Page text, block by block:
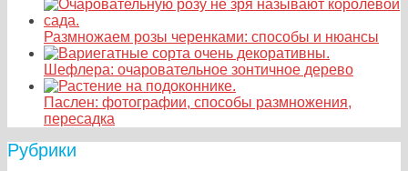
Размножаем розы черенками: способы и нюансы
Шефлера: очаровательное зонтичное дерево
Паслен: фотографии, способы размножения,
пересадка
Рубрики